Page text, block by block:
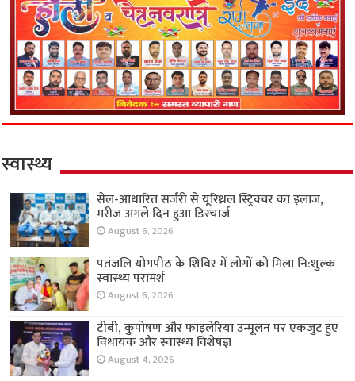
स्वास्थ्य
सेल-आधारित सर्जरी से यूरिथ्रल स्ट्रिक्चर का इलाज,
मरीज अगले दिन हुआ डिस्चार्ज
August 6, 2026
पतंजलि योगपीठ के शिविर में लोगों को मिला नि:शुल्क
स्वास्थ्य परामर्श
August 6, 2026
टीबी, कुपोषण और फाइलेरिया उन्मूलन पर एकजुट हुए
विधायक और स्वास्थ्य विशेषज्ञ
August 4, 2026